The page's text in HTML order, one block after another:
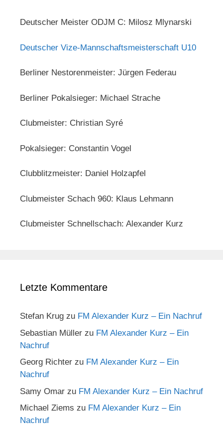
Deutscher Meister ODJM C: Milosz Mlynarski
Deutscher Vize-Mannschaftsmeisterschaft U10
Berliner Nestorenmeister: Jürgen Federau
Berliner Pokalsieger: Michael Strache
Clubmeister: Christian Syré
Pokalsieger: Constantin Vogel
Clubblitzmeister: Daniel Holzapfel
Clubmeister Schach 960: Klaus Lehmann
Clubmeister Schnellschach: Alexander Kurz
Letzte Kommentare
Stefan Krug zu FM Alexander Kurz – Ein Nachruf
Sebastian Müller zu FM Alexander Kurz – Ein
Nachruf
Georg Richter zu FM Alexander Kurz – Ein
Nachruf
Samy Omar zu FM Alexander Kurz – Ein Nachruf
Michael Ziems zu FM Alexander Kurz – Ein
Nachruf